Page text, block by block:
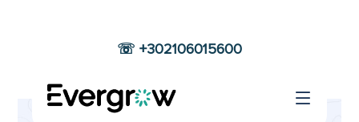
☏ +302106015600
MULTINATION